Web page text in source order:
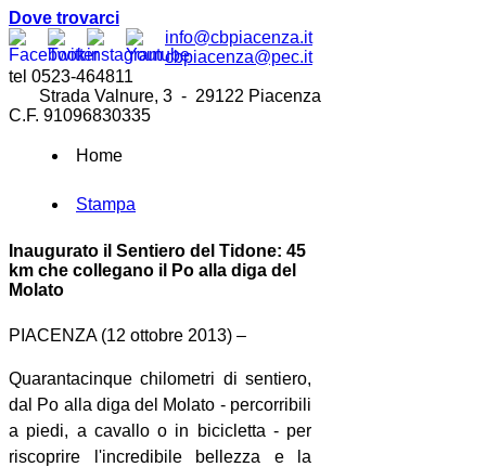
Dove trovarci
info@cbpiacenza.it
cbpiacenza@pec.it
tel 0523-464811
Strada Valnure, 3 - 29122 Piacenza
C.F. 91096830335
Home
Stampa
Inaugurato il Sentiero del Tidone: 45
km che collegano il Po alla diga del
Molato
PIACENZA (12 ottobre 2013) –
Quarantacinque chilometri di sentiero,
dal Po alla diga del Molato - percorribili
a piedi, a cavallo o in bicicletta - per
riscoprire l'incredibile bellezza e la